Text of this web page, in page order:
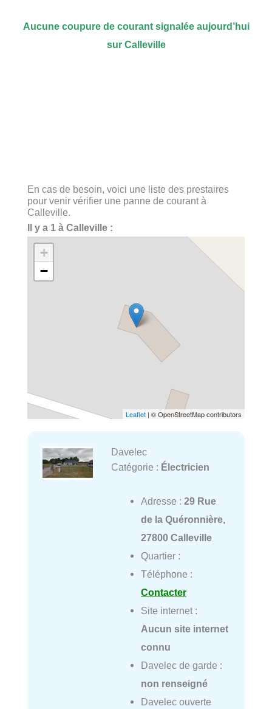
Aucune coupure de courant signalée aujourd’hui
sur Calleville
En cas de besoin, voici une liste des prestaires
pour venir vérifier une panne de courant à
Calleville.
Il y a 1 à Calleville :
+
−
Leaflet | © OpenStreetMap contributors
Davelec
Catégorie : Électricien
Adresse : 29 Rue
de la Quéronnière,
27800 Calleville
Quartier :
Téléphone :
Contacter
Site internet :
Aucun site internet
connu
Davelec de garde :
non renseigné
Davelec ouverte